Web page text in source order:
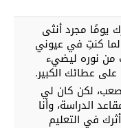
يومًا مجرد أنثى
كنتِ في عيوني
من نوره ليضيء
على عطائك الكبير.
لكن كان لي
الدراسة، وأنا
في التعليم